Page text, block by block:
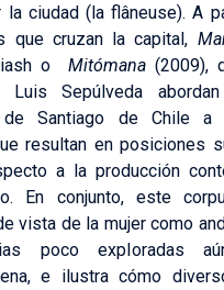
la ciudad (la flâneuse). A
que cruzan la capital,
o Mitómana (2009),
Sepúlveda
de Santiago de Chile a
resultan en posiciones
a la producción
En conjunto, este
vista de la mujer como
poco exploradas
e ilustra cómo